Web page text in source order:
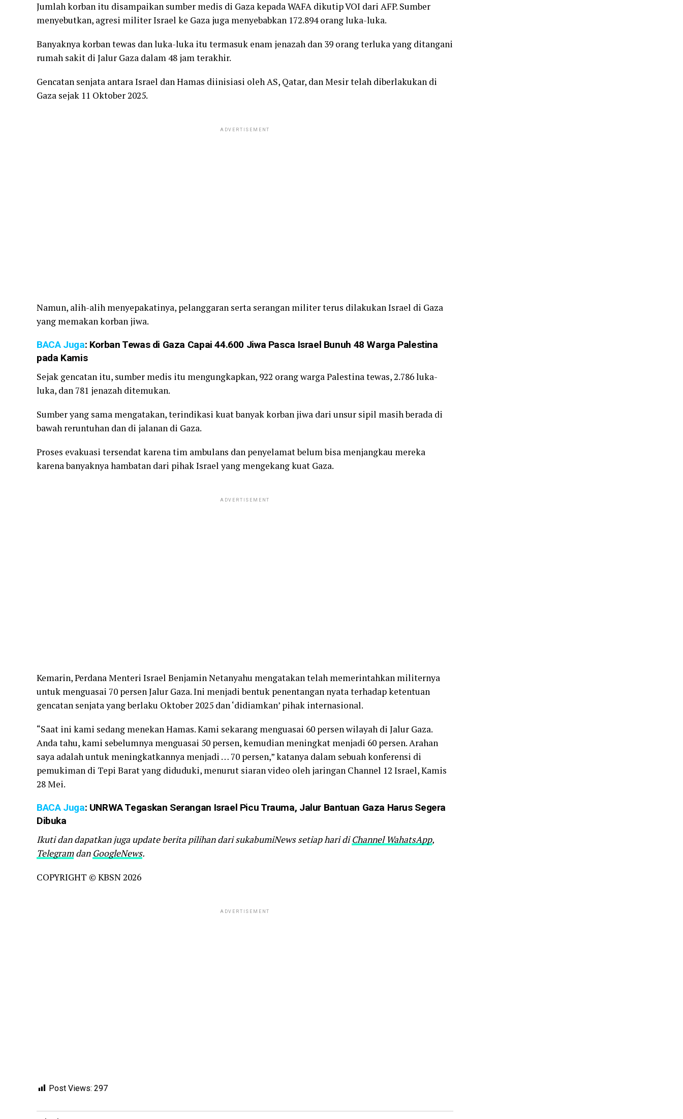
Jumlah korban itu disampaikan sumber medis di Gaza kepada WAFA dikutip VOI dari AFP. Sumber
menyebutkan, agresi militer Israel ke Gaza juga menyebabkan 172.894 orang luka-luka.
Banyaknya korban tewas dan luka-luka itu termasuk enam jenazah dan 39 orang terluka yang ditangani
rumah sakit di Jalur Gaza dalam 48 jam terakhir.
Gencatan senjata antara Israel dan Hamas diinisiasi oleh AS, Qatar, dan Mesir telah diberlakukan di
Gaza sejak 11 Oktober 2025.
ADVERTISEMENT
Namun, alih-alih menyepakatinya, pelanggaran serta serangan militer terus dilakukan Israel di Gaza
yang memakan korban jiwa.
BACA Juga: Korban Tewas di Gaza Capai 44.600 Jiwa Pasca Israel Bunuh 48 Warga Palestina
pada Kamis
Sejak gencatan itu, sumber medis itu mengungkapkan, 922 orang warga Palestina tewas, 2.786 luka-
luka, dan 781 jenazah ditemukan.
Sumber yang sama mengatakan, terindikasi kuat banyak korban jiwa dari unsur sipil masih berada di
bawah reruntuhan dan di jalanan di Gaza.
Proses evakuasi tersendat karena tim ambulans dan penyelamat belum bisa menjangkau mereka
karena banyaknya hambatan dari pihak Israel yang mengekang kuat Gaza.
ADVERTISEMENT
Kemarin, Perdana Menteri Israel Benjamin Netanyahu mengatakan telah memerintahkan militernya
untuk menguasai 70 persen Jalur Gaza. Ini menjadi bentuk penentangan nyata terhadap ketentuan
gencatan senjata yang berlaku Oktober 2025 dan ‘didiamkan’ pihak internasional.
“Saat ini kami sedang menekan Hamas. Kami sekarang menguasai 60 persen wilayah di Jalur Gaza.
Anda tahu, kami sebelumnya menguasai 50 persen, kemudian meningkat menjadi 60 persen. Arahan
saya adalah untuk meningkatkannya menjadi … 70 persen,” katanya dalam sebuah konferensi di
pemukiman di Tepi Barat yang diduduki, menurut siaran video oleh jaringan Channel 12 Israel, Kamis
28 Mei.
BACA Juga: UNRWA Tegaskan Serangan Israel Picu Trauma, Jalur Bantuan Gaza Harus Segera
Dibuka
Ikuti dan dapatkan juga update berita pilihan dari sukabumiNews setiap hari diChannel WahatsApp,
Telegramdan GoogleNews.
COPYRIGHT © KBSN 2026
ADVERTISEMENT
Post Views: 297